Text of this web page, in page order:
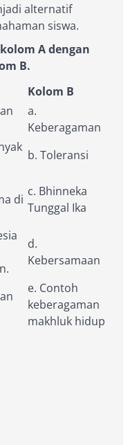
alternatif
siswa.
A dengan
B.
Kolom B
a.
Keberagaman
b. Toleransi
di
c. Bhinneka
Tunggal Ika
d.
Kebersamaan
e. Contoh
keberagaman
makhluk hidup